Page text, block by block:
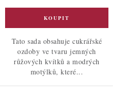
Tato sada obsahuje cukrářské
ozdoby ve tvaru jemných
růžových kvítků a modrých
motýlků, které...